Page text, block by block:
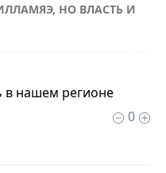
НО ВЛАСТЬ И
в нашем регионе
0